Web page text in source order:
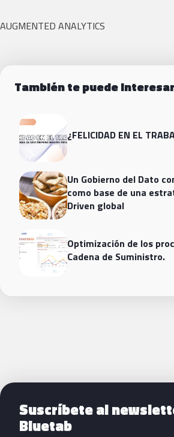
AUGMENTED ANALYTICS
También te puede interesar
¿FELICIDAD EN EL
Un Gobierno del Dato
como base de una
Driven global
Optimización de los
Cadena de Suministro.
Siguientes pasos con
Suscríbete al
Bluetab